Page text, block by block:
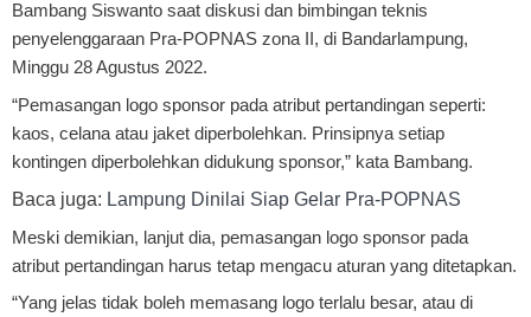
Bambang Siswanto saat diskusi dan bimbingan teknis
penyelenggaraan Pra-POPNAS zona II, di Bandarlampung,
Minggu 28 Agustus 2022.
“Pemasangan logo sponsor pada atribut pertandingan seperti:
kaos, celana atau jaket diperbolehkan. Prinsipnya setiap
kontingen diperbolehkan didukung sponsor,” kata Bambang.
Baca juga: Lampung Dinilai Siap Gelar Pra-POPNAS
Meski demikian, lanjut dia, pemasangan logo sponsor pada
atribut pertandingan harus tetap mengacu aturan yang ditetapkan.
“Yang jelas tidak boleh memasang logo terlalu besar, atau di